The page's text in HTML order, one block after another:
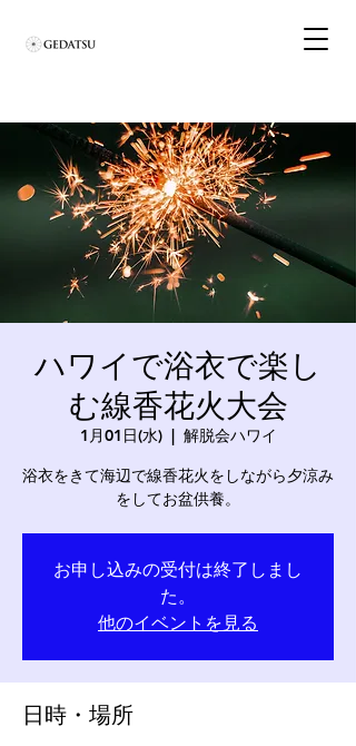
ハワイで浴衣で楽し
む線香花火大会
1月01日(水)
  |
解脱会ハワイ
浴衣をきて海辺で線香花火をしながら夕涼み
をしてお盆供養。
お申し込みの受付は終了しまし
た。
他のイベントを見る
日時・場所